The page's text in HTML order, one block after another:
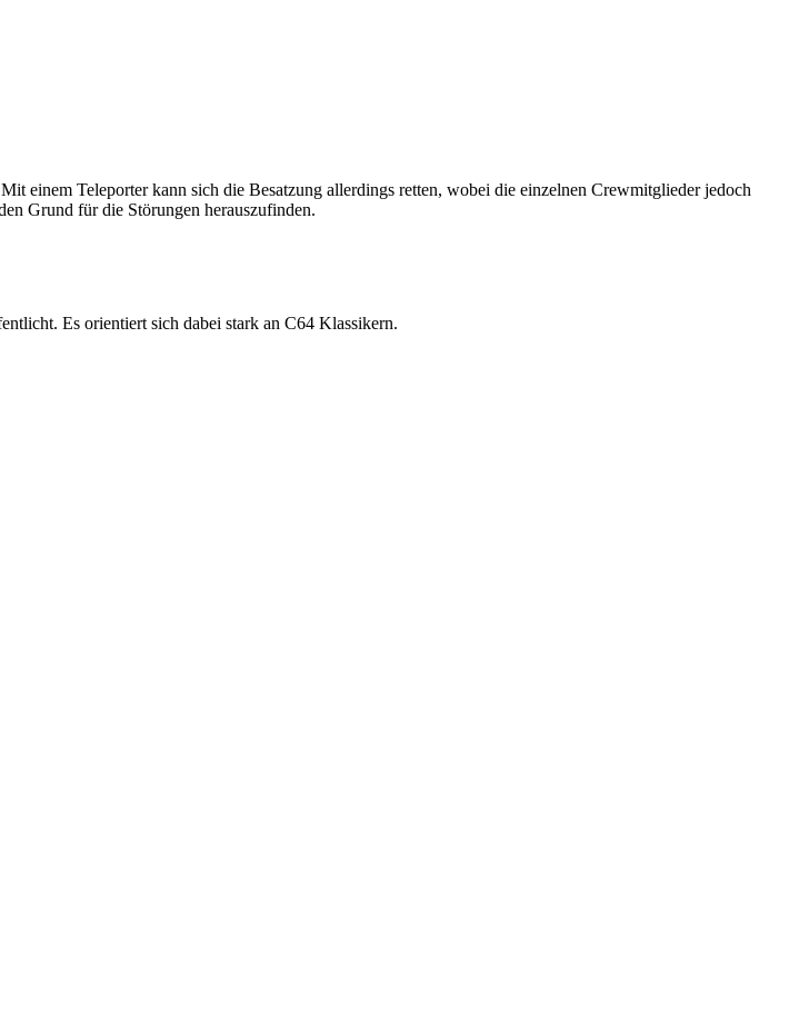
einem Teleporter kann sich die Besatzung allerdings retten, wobei die einzelnen Crewmitglieder jedoch
Grund für die Störungen herauszufinden.
Es orientiert sich dabei stark an C64 Klassikern.